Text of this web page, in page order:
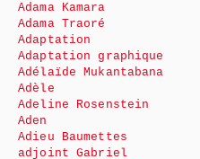
Adama Kamara
Adama Traoré
Adaptation
Adaptation graphique
Adélaïde Mukantabana
Adèle
Adeline Rosenstein
Aden
Adieu Baumettes
adjoint Gabriel